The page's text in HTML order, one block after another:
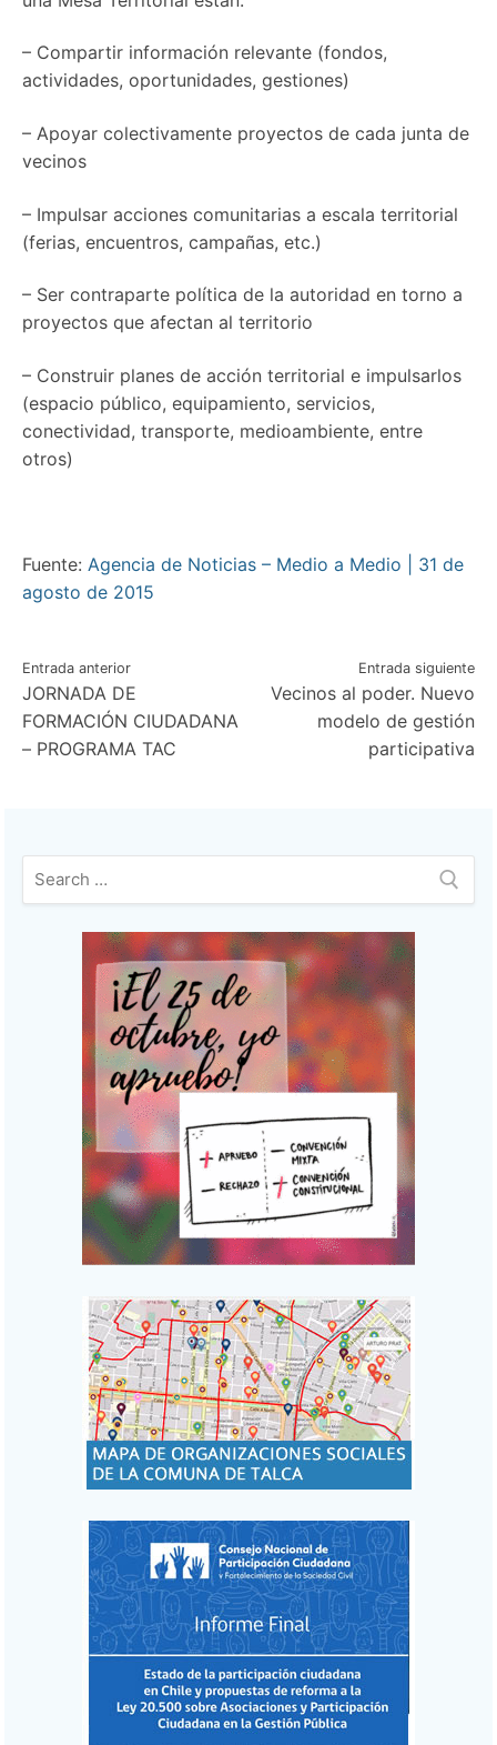
– Compartir información relevante (fondos,
actividades, oportunidades, gestiones)
– Apoyar colectivamente proyectos de cada junta de
vecinos
– Impulsar acciones comunitarias a escala territorial
(ferias, encuentros, campañas, etc.)
– Ser contraparte política de la autoridad en torno a
proyectos que afectan al territorio
– Construir planes de acción territorial e impulsarlos
(espacio público, equipamiento, servicios,
conectividad, transporte, medioambiente, entre
otros)
Fuente: Agencia de Noticias – Medio a Medio | 31 de
agosto de 2015
Navegación
de
entradas
Entrada anterior
JORNADA DE
FORMACIÓN CIUDADANA
– PROGRAMA TAC
Entrada siguiente
Vecinos al poder. Nuevo
modelo de gestión
participativa
Buscar: